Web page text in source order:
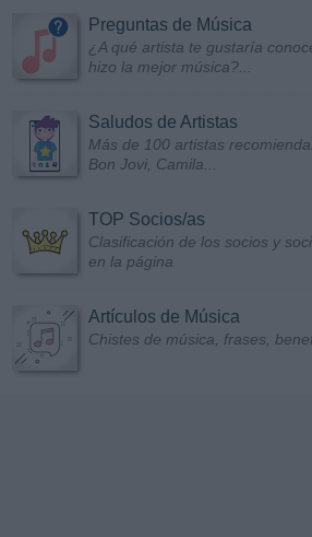
Preguntas de Música
¿A qué artista te gustaría
hizo la mejor música?...
Saludos de Artistas
Más de 100 artistas
Bon Jovi, Camila...
TOP Socios/as
Clasificación de los socios y
en la página
Artículos de Música
Chistes de música, frases,